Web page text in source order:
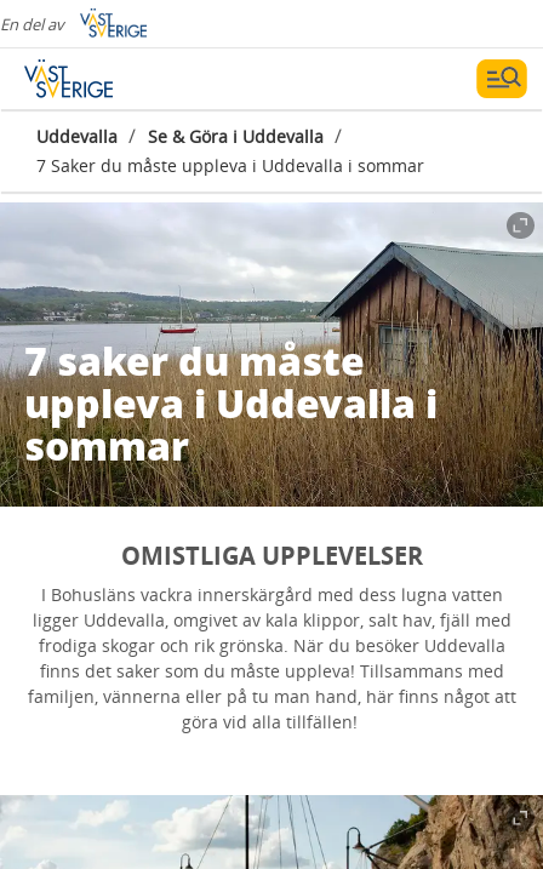
En del av
Uddevalla / Se & Göra i Uddevalla /
7 Saker du måste uppleva i Uddevalla i sommar
7 saker du måste
uppleva i Uddevalla i
sommar
OMISTLIGA UPPLEVELSER
I Bohusläns vackra innerskärgård med dess lugna vatten
ligger Uddevalla, omgivet av kala klippor, salt hav, fjäll med
frodiga skogar och rik grönska. När du besöker Uddevalla
finns det saker som du måste uppleva! Tillsammans med
familjen, vännerna eller på tu man hand, här finns något att
göra vid alla tillfällen!